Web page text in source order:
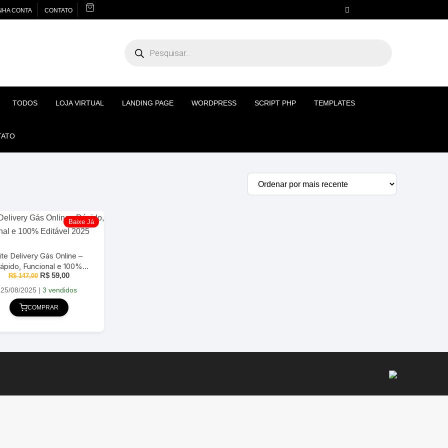
CONTA CONTATO
produtos
TODOS LOJA VIRTUAL LANDING PAGE WORDPRESS SCRIPT PHP TEMPLATES
Baixe Já
Delivery Gás Online –
Funcional e 100%
Editável 2025
R$147,00 O
original
era:
R$ 147,00.
R$59,00O
atual
25/08/2025 |3 vendidos
COMPRAR